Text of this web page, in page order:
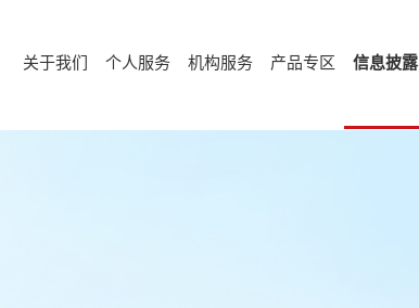
关于我们 个人服务 机构服务 产品专区 信息披露